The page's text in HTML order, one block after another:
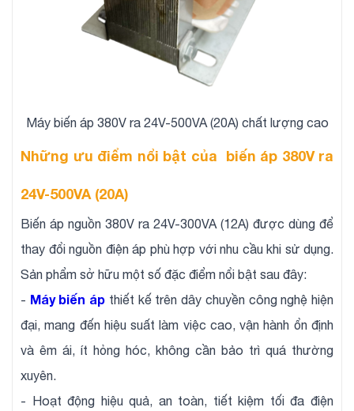
Máy biến áp 380V ra 24V-500VA (20A) chất lượng cao
Những ưu điểm nổi bật của biến áp 380V ra
24V-500VA (20A)
Biến áp nguồn 380V ra 24V-300VA (12A) được dùng để
thay đổi nguồn điện áp phù hợp với nhu cầu khi sử dụng.
Sản phẩm sở hữu một số đặc điểm nổi bật sau đây:
- Máy biến áp thiết kế trên dây chuyền công nghệ hiện
đại, mang đến hiệu suất làm việc cao, vận hành ổn định
và êm ái, ít hỏng hóc, không cần bảo trì quá thường
xuyên.
- Hoạt động hiệu quả, an toàn, tiết kiệm tối đa điện